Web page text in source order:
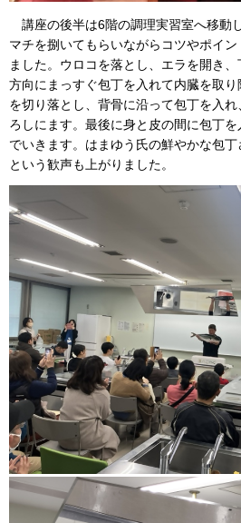
講座の後半は6階の調理実習室へ移動
マチを捌いてもらいながらコツやポイ
ました。ウロコを落とし、エラを開き
方向にまっすぐ包丁を入れて内臓を取
を切り落とし、背骨に沿って包丁を入
ろしにます。最後に身と皮の間に包丁
でいきます。はまゆう氏の鮮やかな包
という歓声も上がりました。